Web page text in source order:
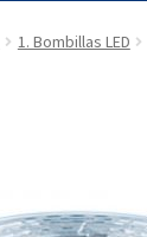
1. Bombillas LED